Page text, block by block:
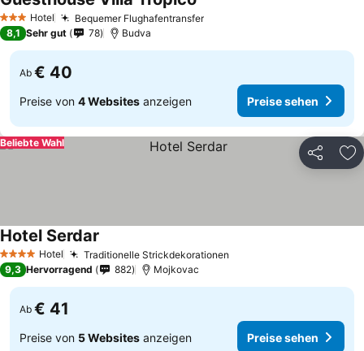
3 SterneHotel Bequemer FlughafentransferPreise sehen
8,1 Sehr gut 78 Budva
Ab € 40
Preise von 4 Websites anzeigen Preise sehen
Teilen
Beliebte Wahl
4 Sterne Hotel Traditionelle Strickdekorationen
Hotel Serdar
9,3 Hervorragend 882 Mojkovac
Ab € 41
Preise von 5 Websites anzeigen Preise sehen